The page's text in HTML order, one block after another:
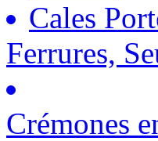
Cales
Ferrures,
Crémones